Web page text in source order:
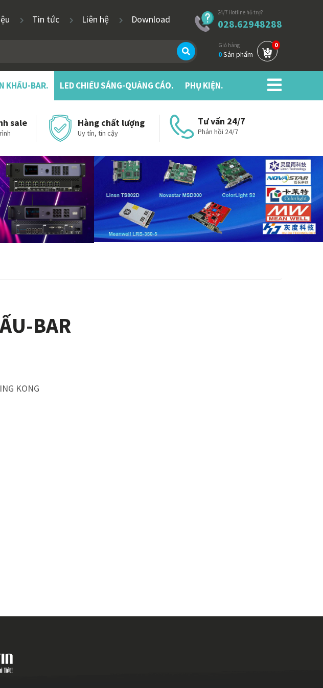
Tin tức Liên hệ Download
24/7 Hotline hỗ trợ?
028.62948288
Giỏ hàng
0Sản phẩm
0
KHẤU-BAR. LED CHIẾU SÁNG-QUẢNG CÁO. PHỤ KIỆN.
sale Hàng chất lượng
Uy tín, tin cậy
Tư vấn 24/7
Phản hồi 24/7
BAR
KONG